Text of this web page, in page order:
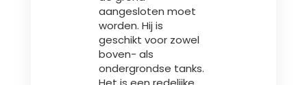
aangesloten moet
worden. Hij is
geschikt voor zowel
boven- als
ondergrondse tanks.